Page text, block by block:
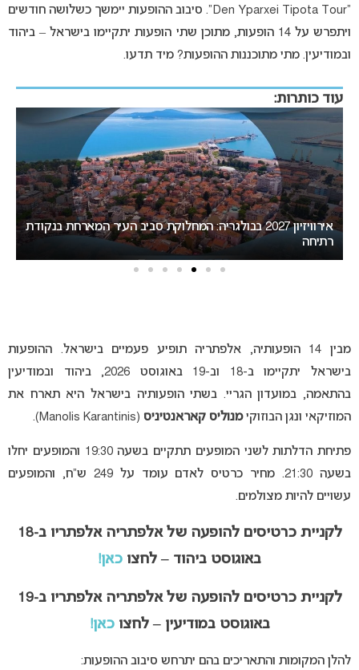
“Den Yparxei Tipota Tour”. סיבוב ההופעות יימשך כשלושה חודשים
ויתפרש על 14 הופעות, מתוכן שתי הופעות יתקיימו בישראל – ביהוד
ובמודיעין. מתי מתוכננות ההופעות? מיד תדעו.
עוד כותרות:
המירוץ לאירוויזיון 2027: בורגס בדרך לחטוף לסופיה את האירוח
מבין 14 הופעותיה, אלפתריה תופיע פעמיים בישראל. ההופעות
בישראל יתקיימו ב-18 וב-19 באוגוסט 2026, ביהוד ובמודיעין
בהתאמה, במועדון הגריי. בשתי הופעותיה בישראל היא תארח את
המוזיקאי ונגן הבוזוקימנוליס קאראנטיניס (Manolis Karantinis).
פתיחת הדלתות לשני המופעים תתקיים בשעה 19:30 והמופעים יחלו
בשעה 21:30. מחיר כרטיס לאדם עומד על 249 ש”ח, והמופעים
עשויים להיות מצולמים.
לקניית כרטיסים להופעה של אלפתריה אלפתריו ב-18
באוגוסט ביהוד – לחצו כאן!
לקניית כרטיסים להופעה של אלפתריה אלפתריו ב-19
באוגוסט במודיעין – לחצוכאן!
להלן המקומות והתאריכים בהם יתרחש סיבוב ההופעות: